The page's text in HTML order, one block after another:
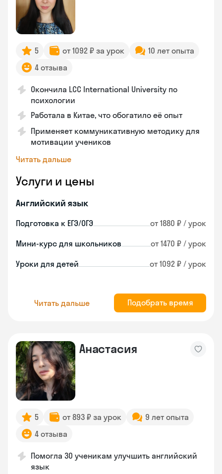
5 от 1092 ₽ за урок
10 лет опыта
4 отзыва
Окончила LCC International University по
психологии
Работала в Китае, что обогатило её опыт
Применяет коммуникативную методику для
мотивации учеников
Читать дальше
Услуги и цены
Английский язык
Подготовка к ЕГЭ/ОГЭ от 1880 ₽ / урок
Мини-курс для школьников от 1470 ₽ / урок
Уроки для детей от 1092 ₽ / урок
Читать дальше Подобрать время
Анастасия
5 от 893 ₽ за урок
9 лет опыта
4 отзыва
Помогла 30 ученикам улучшить английский
язык